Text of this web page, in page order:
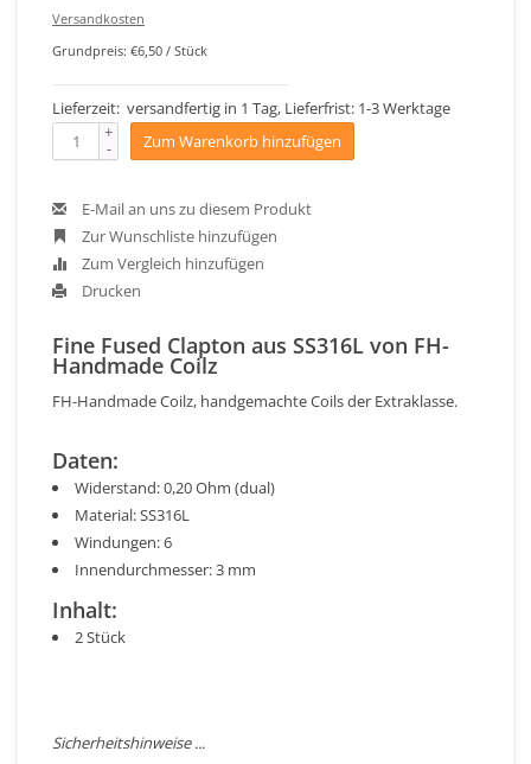
Versandkosten
Grundpreis: €6,50 / Stück
Lieferzeit: versandfertig in 1 Tag, Lieferfrist: 1-3 Werktage
+
- Zum Warenkorb hinzufügen
E-Mail an uns zu diesem Produkt
Zur Wunschliste hinzufügen
Zum Vergleich hinzufügen
Drucken
Fine Fused Clapton aus SS316L von FH-
Handmade Coilz
FH-Handmade Coilz, handgemachte Coils der Extraklasse.
Daten:
Widerstand: 0,20 Ohm (dual)
Material: SS316L
Windungen: 6
Innendurchmesser: 3 mm
Inhalt:
2 Stück
Sicherheitshinweise ...